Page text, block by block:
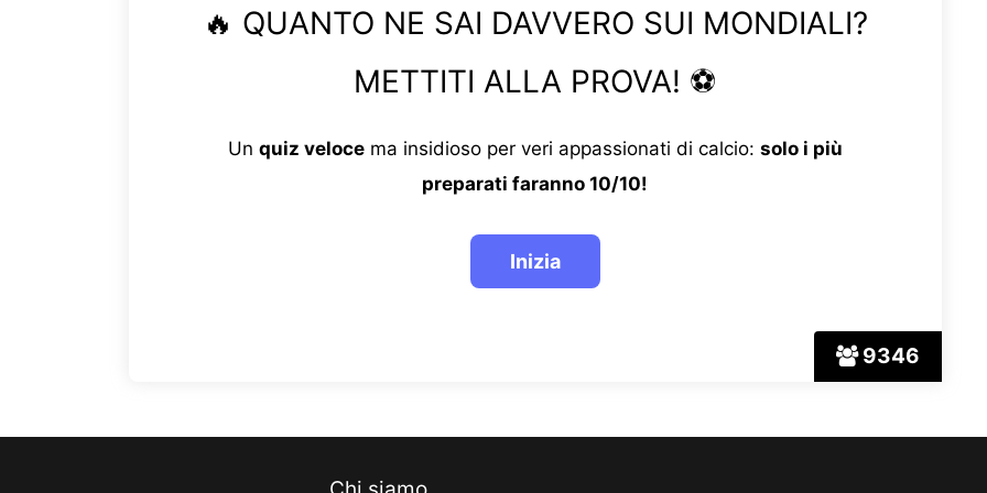
9346
🔥 QUANTO NE SAI DAVVERO SUI MONDIALI?
METTITI ALLA PROVA! ⚽
Un quiz velocema insidioso per veri appassionati di calcio: solo i più
preparati faranno 10/10!